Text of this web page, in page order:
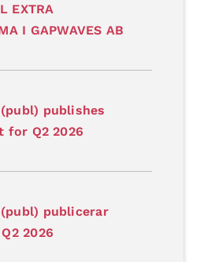
EXTRA
I GAPWAVES AB
publishes
for Q2 2026
(publ) publicerar
2026